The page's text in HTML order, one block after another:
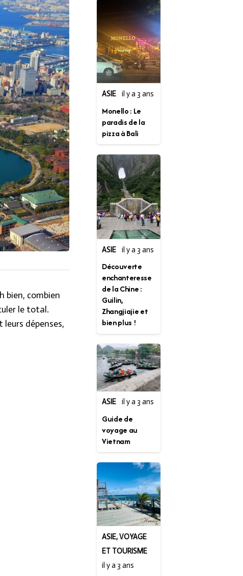
bien, combien
le total.
dépenses,
ASIE il y a 3 ans
Monello : Le
paradis de la
pizza à Bali
ASIE il y a 3 ans
Découverte
enchanteresse
de la Chine :
Guilin,
Zhangjiajie et
bien plus !
ASIE il y a 3 ans
Guide de
voyage au
Vietnam
ASIE,VOYAGE
ET TOURISME
il y a 3 ans